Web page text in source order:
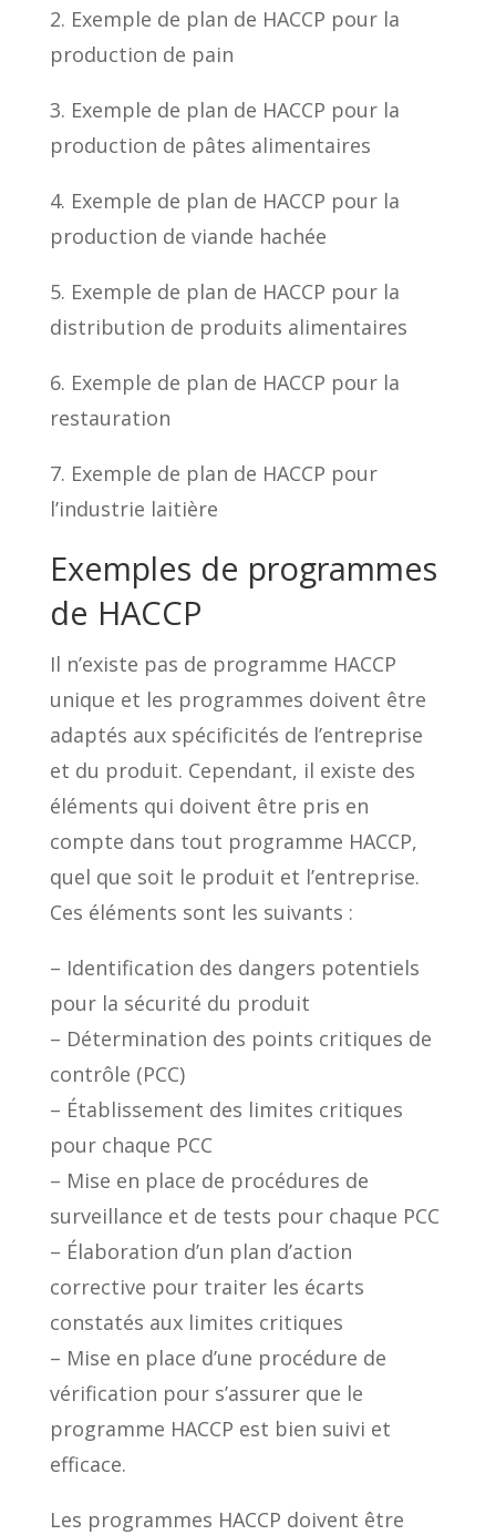
2. Exemple de plan de HACCP pour la
production de pain
3. Exemple de plan de HACCP pour la
production de pâtes alimentaires
4. Exemple de plan de HACCP pour la
production de viande hachée
5. Exemple de plan de HACCP pour la
distribution de produits alimentaires
6. Exemple de plan de HACCP pour la
restauration
7. Exemple de plan de HACCP pour
l’industrie laitière
Exemples de programmes
de HACCP
Il n’existe pas de programme HACCP
unique et les programmes doivent être
adaptés aux spécificités de l’entreprise
et du produit. Cependant, il existe des
éléments qui doivent être pris en
compte dans tout programme HACCP,
quel que soit le produit et l’entreprise.
Ces éléments sont les suivants :
– Identification des dangers potentiels
pour la sécurité du produit
– Détermination des points critiques de
contrôle (PCC)
– Établissement des limites critiques
pour chaque PCC
– Mise en place de procédures de
surveillance et de tests pour chaque PCC
– Élaboration d’un plan d’action
corrective pour traiter les écarts
constatés aux limites critiques
– Mise en place d’une procédure de
vérification pour s’assurer que le
programme HACCP est bien suivi et
efficace.
Les programmes HACCP doivent être